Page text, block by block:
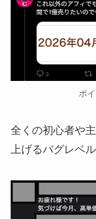
ポ
全くの初心者や
上げるバグレベ